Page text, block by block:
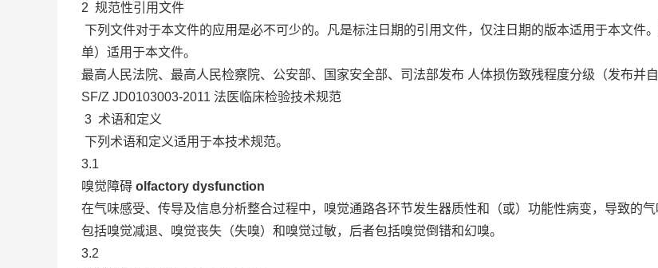
2 规范性引用文件
下列文件对于本文件的应用是必不可少的。凡是标注日期的引用文件，仅注日期的版本适用于本文件
单）适用于本文件。
最高人民法院、最高人民检察院、公安部、国家安全部、司法部发布 人体损伤致残程度分级（发布并
SF/Z JD0103003-2011 法医临床检验技术规范
3 术语和定义
下列术语和定义适用于本技术规范。
3.1
嗅觉障碍 olfactory dysfunction
在气味感受、传导及信息分析整合过程中，嗅觉通路各环节发生器质性和（或）功能性病变，导致的
包括嗅觉减退、嗅觉丧失（失嗅）和嗅觉过敏，后者包括嗅觉倒错和幻嗅。
3.2